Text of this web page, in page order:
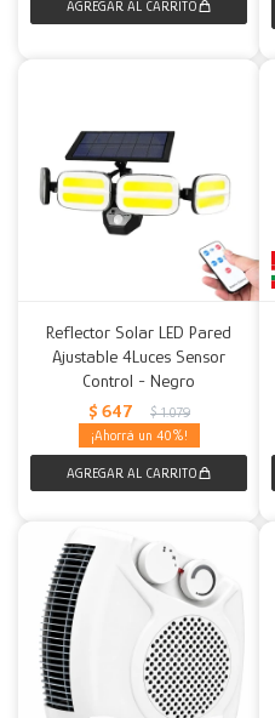
Reflector Solar LED Pared
Ajustable 4Luces Sensor
Control - Negro
$ 647 $ 1.079
40